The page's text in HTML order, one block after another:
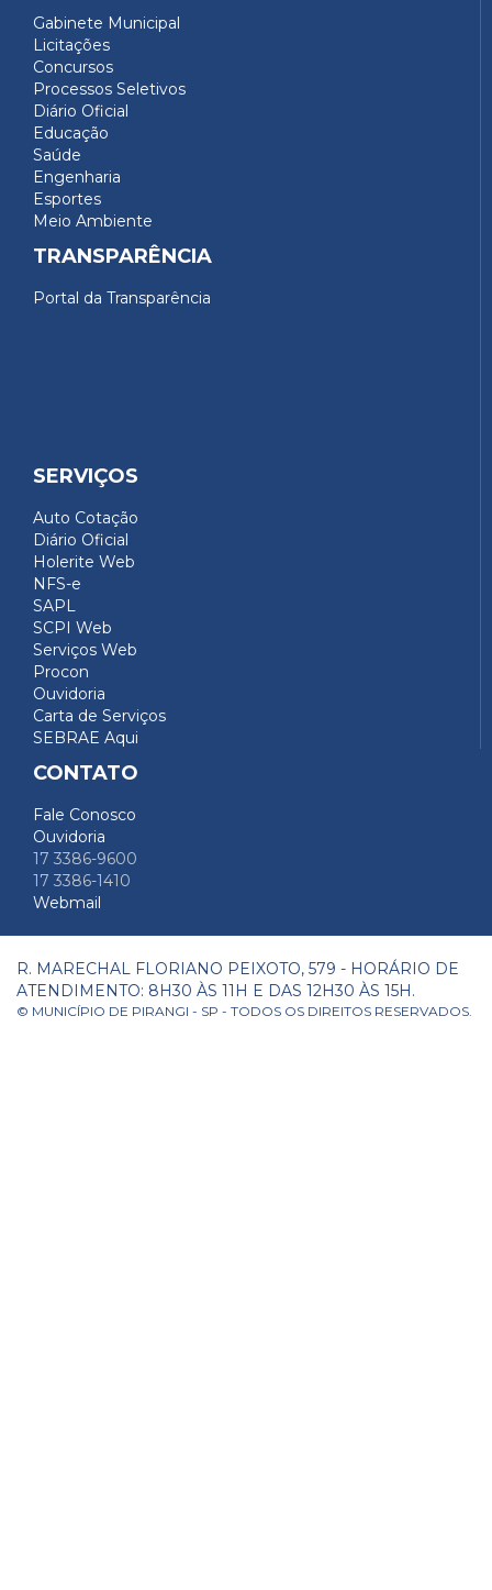
Gabinete Municipal
Licitações
Concursos
Processos Seletivos
Diário Oficial
Educação
Saúde
Engenharia
Esportes
Meio Ambiente
TRANSPARÊNCIA
Portal da Transparência
SERVIÇOS
Auto Cotação
Diário Oficial
Holerite Web
NFS-e
SAPL
SCPI Web
Serviços Web
Procon
Ouvidoria
Carta de Serviços
SEBRAE Aqui
CONTATO
Fale Conosco
Ouvidoria
17 3386-9600
17 3386-1410
Webmail
R. MARECHAL FLORIANO PEIXOTO, 579 - HORÁRIO DE
ATENDIMENTO: 8H30 ÀS 11H E DAS 12H30 ÀS 15H.
© MUNICÍPIO DE PIRANGI - SP - TODOS OS DIREITOS RESERVADOS.